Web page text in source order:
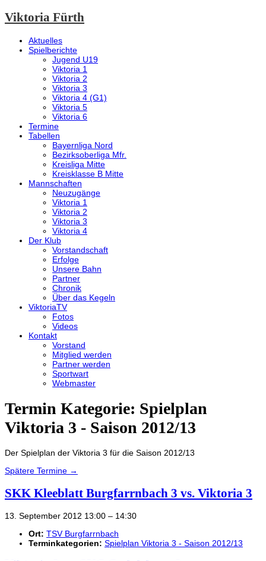
Viktoria Fürth
Aktuelles
Spielberichte
Jugend U19
Viktoria 1
Viktoria 2
Viktoria 3
Viktoria 4 (G1)
Viktoria 5
Viktoria 6
Termine
Tabellen
Bayernliga Nord
Bezirksoberliga Mfr.
Kreisliga Mitte
Kreisklasse B Mitte
Mannschaften
Neuzugänge
Viktoria 1
Viktoria 2
Viktoria 3
Viktoria 4
Der Klub
Vorstandschaft
Erfolge
Unsere Bahn
Partner
Chronik
Über das Kegeln
ViktoriaTV
Fotos
Videos
Kontakt
Vorstand
Mitglied werden
Partner werden
Sportwart
Webmaster
Termin Kategorie: Spielplan
Viktoria 3 - Saison 2012/13
Der Spielplan der Viktoria 3 für die Saison 2012/13
Spätere Termine →
SKK Kleeblatt Burgfarrnbach 3 vs. Viktoria 3
13. September 2012 13:00 – 14:30
Ort: TSV Burgfarrnbach
Terminkategorien: Spielplan Viktoria 3 - Saison 2012/13